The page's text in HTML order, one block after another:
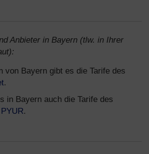
Anbieter in Bayern (tlw. in Ihrer
von Bayern gibt es die Tarife des
.
in Bayern auch die Tarife des
PYUR.